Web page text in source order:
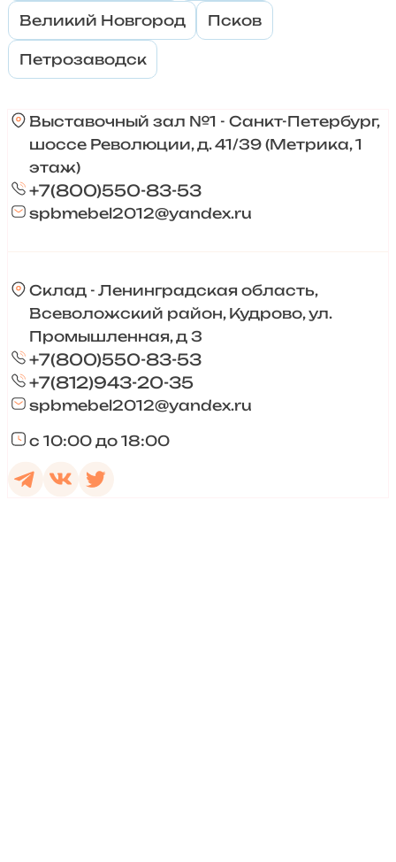
Великий Новгород Псков
Петрозаводск
Выставочный зал №1 - Санкт-Петербург,
шоссе Революции, д. 41/39 (Метрика, 1
этаж)
+7(800)550-83-53
spbmebel2012@yandex.ru
Склад - Ленинградская область,
Всеволожский район, Кудрово, ул.
Промышленная, д 3
+7(800)550-83-53
+7(812)943-20-35
spbmebel2012@yandex.ru
с 10:00 до 18:00